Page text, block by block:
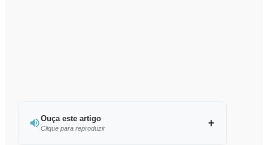
Ouça este artigo
Clique para reproduzir